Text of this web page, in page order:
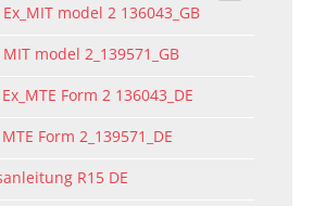
model 2 136043_GB
model 2_139571_GB
Form 2 136043_DE
Form 2_139571_DE
R15 DE